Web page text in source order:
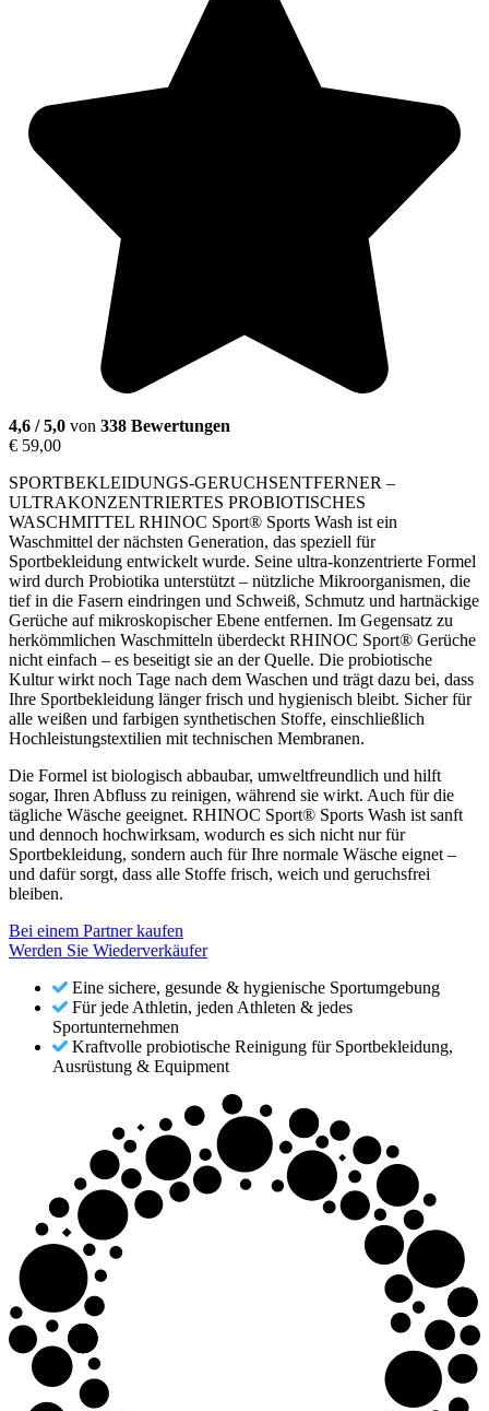
4,6 / 5,0 von 338 Bewertungen
€ 59,00
SPORTBEKLEIDUNGS-GERUCHSENTFERNER –
ULTRAKONZENTRIERTES PROBIOTISCHES
WASCHMITTEL RHINOC Sport® Sports Wash ist ein
Waschmittel der nächsten Generation, das speziell für
Sportbekleidung entwickelt wurde. Seine ultra-konzentrierte Formel
wird durch Probiotika unterstützt – nützliche Mikroorganismen, die
tief in die Fasern eindringen und Schweiß, Schmutz und hartnäckige
Gerüche auf mikroskopischer Ebene entfernen. Im Gegensatz zu
herkömmlichen Waschmitteln überdeckt RHINOC Sport® Gerüche
nicht einfach – es beseitigt sie an der Quelle. Die probiotische
Kultur wirkt noch Tage nach dem Waschen und trägt dazu bei, dass
Ihre Sportbekleidung länger frisch und hygienisch bleibt. Sicher für
alle weißen und farbigen synthetischen Stoffe, einschließlich
Hochleistungstextilien mit technischen Membranen.
Die Formel ist biologisch abbaubar, umweltfreundlich und hilft
sogar, Ihren Abfluss zu reinigen, während sie wirkt. Auch für die
tägliche Wäsche geeignet. RHINOC Sport® Sports Wash ist sanft
und dennoch hochwirksam, wodurch es sich nicht nur für
Sportbekleidung, sondern auch für Ihre normale Wäsche eignet –
und dafür sorgt, dass alle Stoffe frisch, weich und geruchsfrei
bleiben.
Bei einem Partner kaufen
Werden Sie Wiederverkäufer
Eine sichere, gesunde & hygienische Sportumgebung
Für jede Athletin, jeden Athleten & jedes
Sportunternehmen
Kraftvolle probiotische Reinigung für Sportbekleidung,
Ausrüstung & Equipment